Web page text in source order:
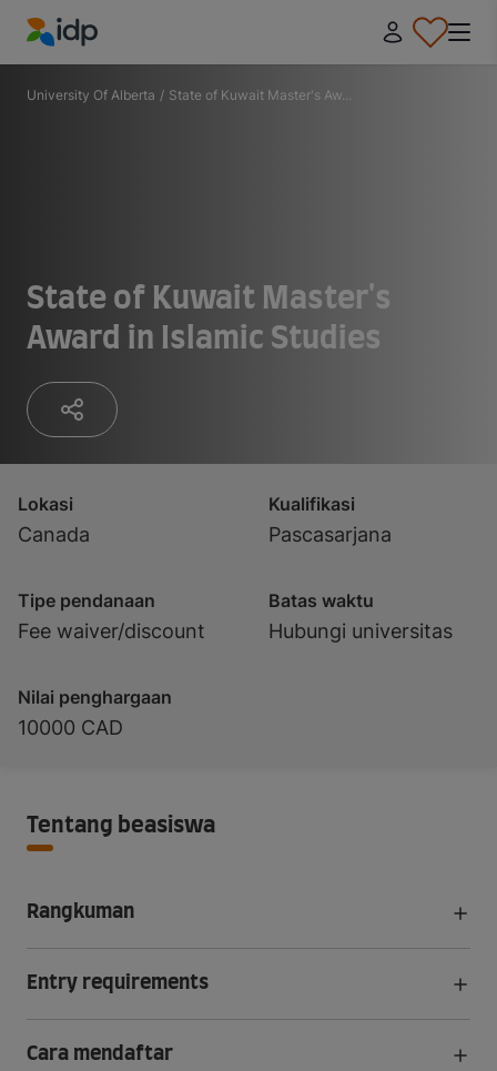
IDP Education
University Of Alberta / State of Kuwait Master's Aw...
State of Kuwait Master's
Award in Islamic Studies
Lokasi
Canada
Kualifikasi
Pascasarjana
Tipe pendanaan
Fee waiver/discount
Batas waktu
Hubungi universitas
Nilai penghargaan
10000 CAD
Tentang beasiswa
Rangkuman
Entry requirements
Cara mendaftar